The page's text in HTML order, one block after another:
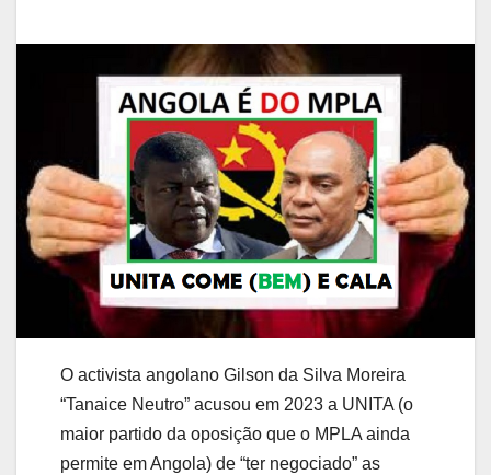
O activista angolano Gilson da Silva Moreira
“Tanaice Neutro” acusou em 2023 a UNITA (o
maior partido da oposição que o MPLA ainda
permite em Angola) de “ter negociado” as